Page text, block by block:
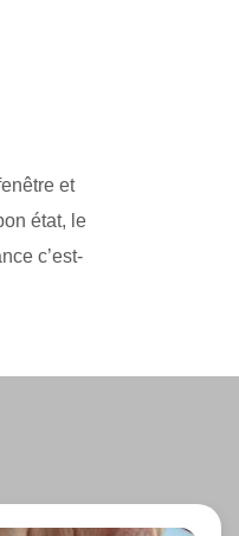
et
état, le
c’est-